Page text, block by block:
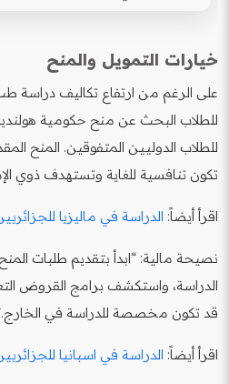
خيارات التمويل والمنح
على الرغم من ارتفاع تكاليف دراسة
للطلاب البحث عن منح حكومية
تكون تنافسية للغاية وتستهدف ذوي
اقرأ أيضاً: الدراسة في ماليزيا للجزائريين و 10 اسباب لاختيار
نصيحة مالية: “ابدأ بتقديم طلبات
الدراسة، واستكشف برامج القروض
قد تكون مخصصة للدراسة في
اقرأ أيضاً: الدراسة في اسبانيا للجزائريين